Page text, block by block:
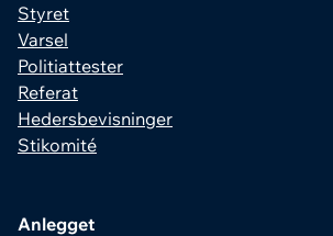
Styret
Varsel
Politiattester
Referat
Hedersbevisninger
Stikomité
Anlegget